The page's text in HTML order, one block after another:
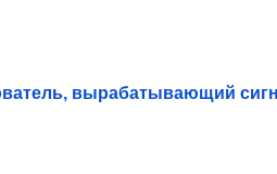
вырабатывающий